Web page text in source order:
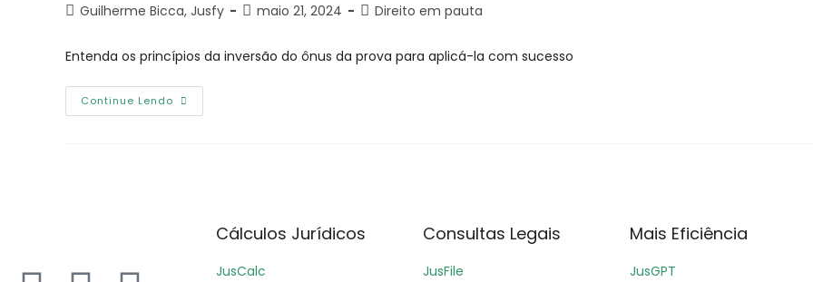
Guilherme Bicca, Jusfy maio 21, 2024 Direito em pauta
Entenda os princípios da inversão do ônus da prova para aplicá-la com sucesso
Continue Lendo
Cálculos Jurídicos
JusCalc
Consultas Legais
JusFile
Mais Eficiência
JusGPT